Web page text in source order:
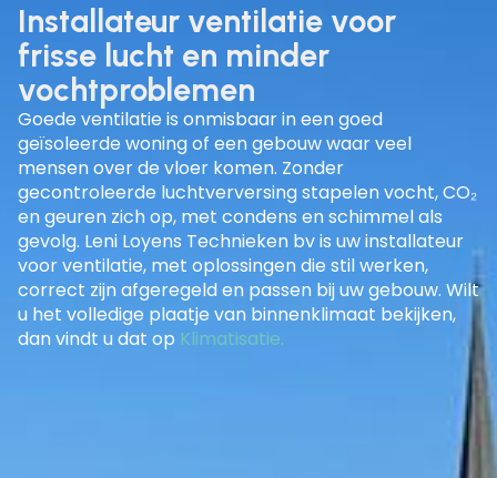
Installateur ventilatie voor
frisse lucht en minder
vochtproblemen
Goede ventilatie is onmisbaar in een goed
geïsoleerde woning of een gebouw waar veel
mensen over de vloer komen. Zonder
gecontroleerde luchtverversing stapelen vocht, CO₂
en geuren zich op, met condens en schimmel als
gevolg. Leni Loyens Technieken bv is uwinstallateur
voor ventilatie, met oplossingen die stil werken,
correct zijn afgeregeld en passen bij uw gebouw. Wilt
u het volledige plaatje van binnenklimaat bekijken,
dan vindt u dat op Klimatisatie.